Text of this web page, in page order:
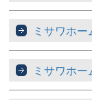
ミサワホ
ミサワホ